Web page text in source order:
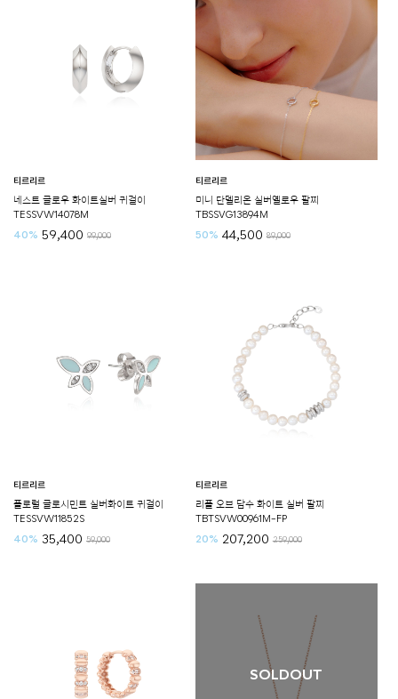
티르리르
네스트 글로우 화이트실버 귀걸이
TESSVW14078M
40% 59,400 99,000
티르리르
미니 단델리온 실버옐로우 팔찌
TBSSVG13894M
50% 44,500 89,000
티르리르
플로럴 글로시민트 실버화이트 귀걸이
TESSVW11852S
40% 35,400 59,000
티르리르
리플 오브 담수 화이트 실버 팔찌
TBTSVW00961M-FP
20% 207,200 259,000
SOLDOUT